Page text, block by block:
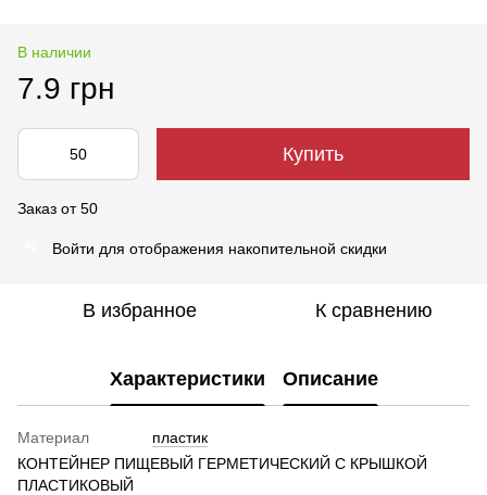
В наличии
7.9 грн
Купить
Заказ от 50
Войти для отображения накопительной скидки
В избранное К сравнению
Характеристики Описание
Материал
пластик
КОНТЕЙНЕР ПИЩЕВЫЙ ГЕРМЕТИЧЕСКИЙ С КРЫШКОЙ
ПЛАСТИКОВЫЙ